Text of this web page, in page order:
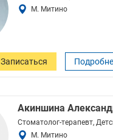
М. Митино
Записаться
Акиншина
Стоматолог-терапевт,
М. Митино